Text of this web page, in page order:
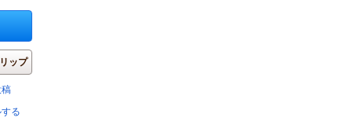
ップ
る